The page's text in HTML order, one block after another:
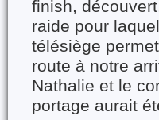
finish,
raide pour
télésiège
route à notre
Nathalie et le
portage aurait